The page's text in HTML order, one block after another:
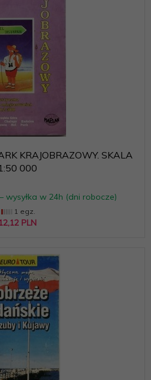
KRAJOBRAZOWY. SKALA
000
wysyłka w 24h (dni robocze)
1 egz.
12,12 PLN